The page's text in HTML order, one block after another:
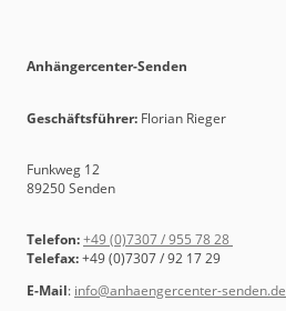
Anhängercenter-Senden
Geschäftsführer: Florian Rieger
Funkweg 12
89250 Senden
Telefon:+49 (0)7307 / 955 78 28
Telefax:+49 (0)7307 / 92 17 29
E-Mail: info@anhaengercenter-senden.de